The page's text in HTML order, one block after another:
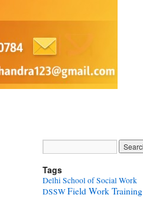
Tags
Delhi School of Social Work
DSSWField Work Training